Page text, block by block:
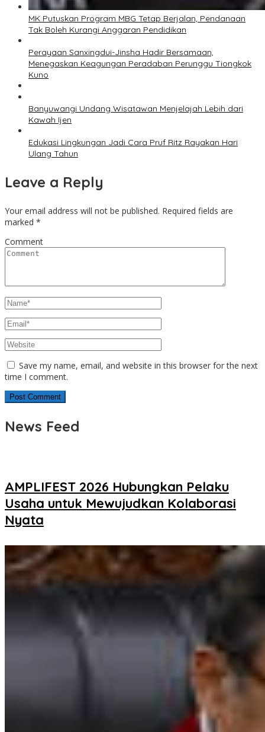
MK Putuskan Program MBG Tetap Berjalan, Pendanaan
Tak Boleh Kurangi Anggaran Pendidikan
Perayaan Sanxingdui-Jinsha Hadir Bersamaan,
Menegaskan Keagungan Peradaban Perunggu Tiongkok
Kuno
Banyuwangi Undang Wisatawan Menjelajah Lebih dari
Kawah Ijen
Edukasi Lingkungan Jadi Cara Pruf Ritz Rayakan Hari
Ulang Tahun
Leave a Reply
Your email address will not be published. Required fields are
marked *
Comment
Save my name, email, and website in this browser for the next
time I comment.
News Feed
AMPLIFEST 2026 Hubungkan Pelaku
Usaha untuk Mewujudkan Kolaborasi
Nyata